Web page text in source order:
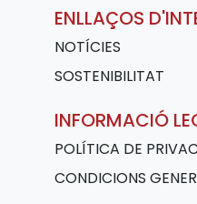
ENLLAÇOS
NOTÍCIES
SOSTENIBILITAT
INFORMACIÓ
POLÍTICA DE
CONDICIONS